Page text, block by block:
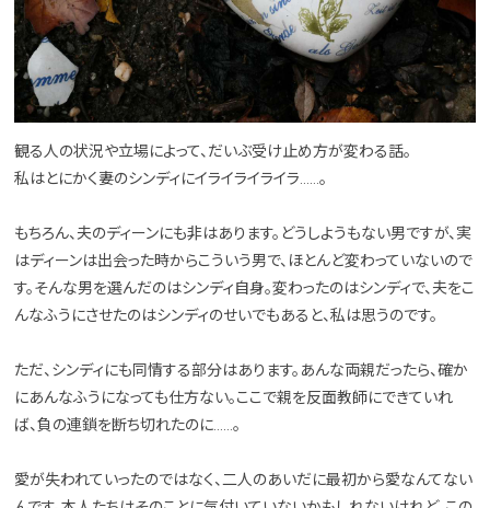
観る人の状況や立場によって、だいぶ受け止め方が変わる話。
私はとにかく妻のシンディにイライライライラ……。
もちろん、夫のディーンにも非はあります。どうしようもない男ですが、実
はディーンは出会った時からこういう男で、ほとんど変わっていないので
す。そんな男を選んだのはシンディ自身。変わったのはシンディで、夫をこ
んなふうにさせたのはシンディのせいでもあると、私は思うのです。
ただ、シンディにも同情する部分はあります。あんな両親だったら、確か
にあんなふうになっても仕方ない。ここで親を反面教師にできていれ
ば、負の連鎖を断ち切れたのに……。
愛が失われていったのではなく、二人のあいだに最初から愛なんてない